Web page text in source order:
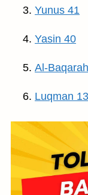
Yunus 41
Yasin 40
Al-
Luqman